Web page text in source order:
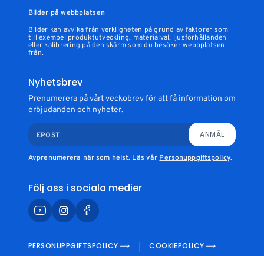
Bilder på webbplatsen
Bilder kan avvika från verkligheten på grund av faktorer som
till exempel produktutveckling, materialval, ljusförhållanden
eller kalibrering på den skärm som du besöker webbplatsen
från.
Nyhetsbrev
Prenumerera på vårt veckobrev för att få information om
erbjudanden och nyheter.
EPOST ANMÄL
Avprenumerera när som helst. Läs vår Personuppgiftspolicy.
Följ oss i sociala medier
PERSONUPPGIFTSPOLICY COOKIEPOLICY